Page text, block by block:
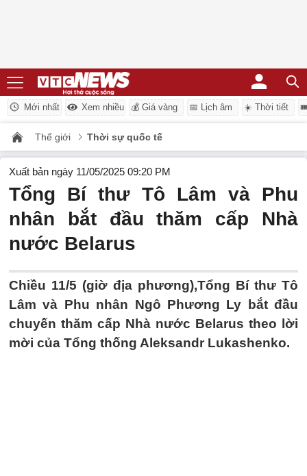
Mới nhất Xem nhiều 💰 Giá vàng 📅 Lịch âm ☀️ Thời tiết
Thế giới Thời sự quốc tế
Xuất bản ngày 11/05/2025 09:20 PM
Tổng Bí thư Tô Lâm và Phu
nhân bắt đầu thăm cấp Nhà
nước Belarus
Chiều 11/5 (giờ địa phương),Tổng Bí thư Tô
Lâm và Phu nhân Ngô Phương Ly bắt đầu
chuyến thăm cấp Nhà nước Belarus theo lời
mời của Tổng thống Aleksandr Lukashenko.